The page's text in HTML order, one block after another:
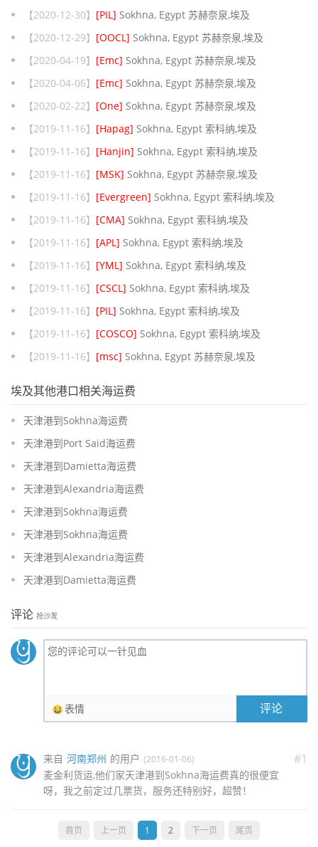
【2020-12-30】 [PIL] Sokhna, Egypt 苏赫奈泉,埃及
【2020-12-29】 [OOCL] Sokhna, Egypt 苏赫奈泉,埃及
【2020-04-19】 [Emc] Sokhna, Egypt 苏赫奈泉,埃及
【2020-04-06】 [Emc] Sokhna, Egypt 苏赫奈泉,埃及
【2020-02-22】 [One] Sokhna, Egypt 苏赫奈泉,埃及
【2019-11-16】 [Hapag] Sokhna, Egypt 索科纳,埃及
【2019-11-16】 [Hanjin] Sokhna, Egypt 索科纳,埃及
【2019-11-16】 [MSK] Sokhna, Egypt 苏赫奈泉,埃及
【2019-11-16】 [Evergreen] Sokhna, Egypt 索科纳,埃及
【2019-11-16】 [CMA] Sokhna, Egypt 索科纳,埃及
【2019-11-16】 [APL] Sokhna, Egypt 索科纳,埃及
【2019-11-16】 [YML] Sokhna, Egypt 索科纳,埃及
【2019-11-16】 [CSCL] Sokhna, Egypt 索科纳,埃及
【2019-11-16】 [PIL] Sokhna, Egypt 索科纳,埃及
【2019-11-16】 [COSCO] Sokhna, Egypt 索科纳,埃及
【2019-11-16】 [msc] Sokhna, Egypt 苏赫奈泉,埃及
埃及其他港口相关海运费
天津港到Sokhna海运费
天津港到Port Said海运费
天津港到Damietta海运费
天津港到Alexandria海运费
天津港到Sokhna海运费
天津港到Sokhna海运费
天津港到Alexandria海运费
天津港到Damietta海运费
评论 抢沙发
表情 评论
#1
来自 河南郑州 的用户 (2016-01-06)
麦金利货运,他们家天津港到Sokhna海运费真的很便宜
呀，我之前定过几票货，服务还特别好，超赞！
首页 上一页 1 2 下一页 尾页